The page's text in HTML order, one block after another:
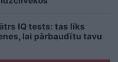
IQ tests: tas liks
lai pārbaudītu tavu